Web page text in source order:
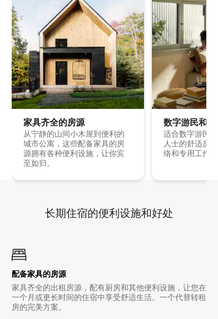
家具齐全的房源
从宁静的山间小木屋到便利的
城市公寓，这些配备家具的房
源拥有各种便利设施，让你宾
至如归。
数字游民和
适合数字游民
人士的舒适房
络和专用工作
长期住宿的便利设施和好处
配备家具的房源
家具齐全的出租房源，配有厨房和其他便利设施，让您在
一个月或更长时间的住宿中享受舒适生活。一个代替转租
房的完美方案。